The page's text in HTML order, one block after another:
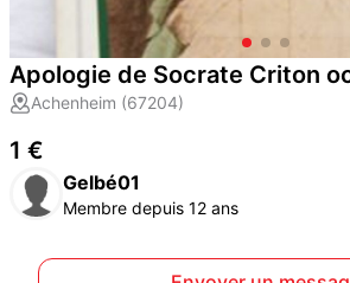
Apologie de Socrate Criton
Achenheim (67204)
1 €
Gelbé01
Membre depuis 12 ans